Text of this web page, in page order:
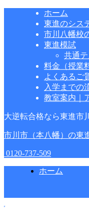
ホーム
東進のシス
市川八幡校
東進模試
共通テ
料金（授業
よくあるご
入学までの
教室案内｜
大逆転合格なら東進市
市川市（本八幡）の東
0120-737-509
ホーム